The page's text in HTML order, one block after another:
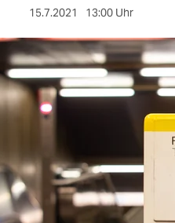
15.7.2021 13:00 Uhr